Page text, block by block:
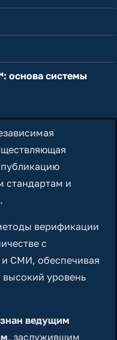
основа системы
стандартам и
верификации
с
СМИ, обеспечивая
высокий уровень
ведущим
, заслужившим